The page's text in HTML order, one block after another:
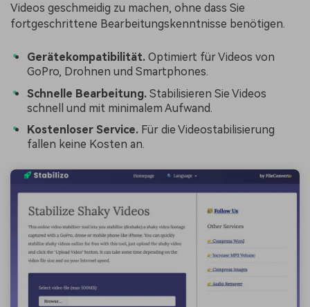
Videos geschmeidig zu machen, ohne dass Sie
fortgeschrittene Bearbeitungskenntnisse benötigen.
Gerätekompatibilität. Optimiert für Videos von
GoPro, Drohnen und Smartphones.
Schnelle Bearbeitung. Stabilisieren Sie Videos
schnell und mit minimalem Aufwand.
Kostenloser Service. Für die Videostabilisierung
fallen keine Kosten an.